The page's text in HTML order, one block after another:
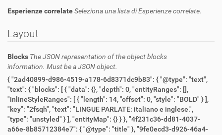
Esperienze correlateSeleziona una lista di Esperienze correlate.
Layout
Blocks The JSON representation of the object blocks
information. Must be a JSON object.
{ "2ad40899-d986-4519-a178-6d8371dc9b83": { "@type": "text",
"text": { "blocks": [ { "data": {}, "depth": 0, "entityRanges": [],
"inlineStyleRanges": [ { "length": 14, "offset": 0, "style": "BOLD" } ],
"key": "2fsqh", "text": "LINGUE PARLATE: italiano e inglese.",
"type": "unstyled" } ], "entityMap": {} } }, "4f231c36-dd81-4037-
a66e-8b85712384e7": { "@type": "title" }, "9fe0ecd3-d926-46a4-